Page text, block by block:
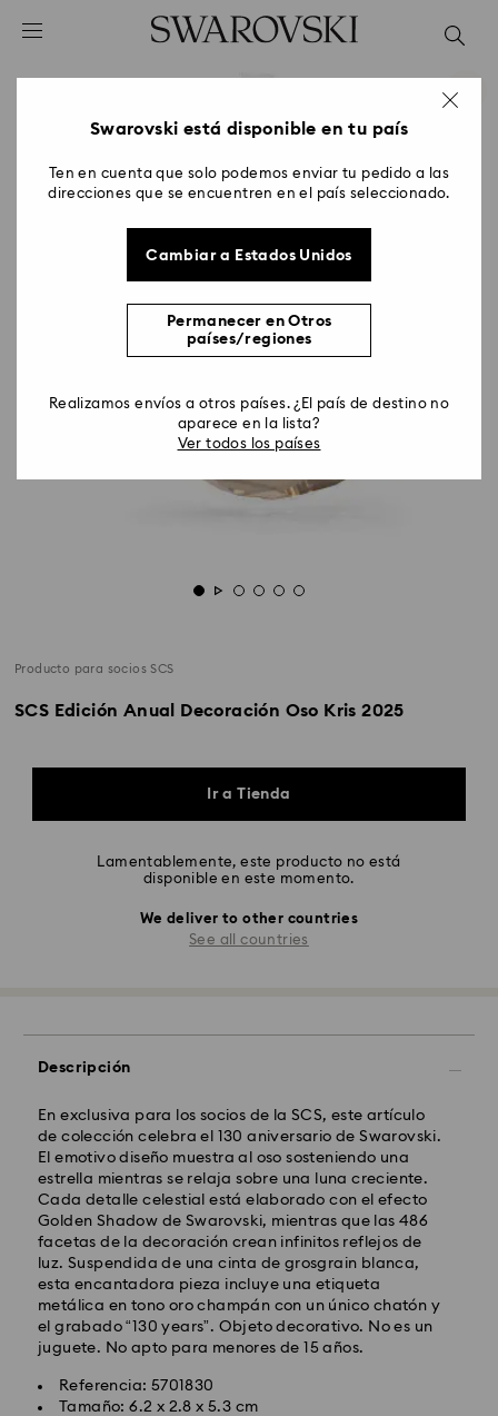
Accesskeys list
2 - Footer
Producto para socios SCS
SCS Edición Anual Decoración Oso Kris 2025
Ir a Tienda
Lamentablemente, este producto no está
disponible en este momento.
We deliver to other countries
See all countries
Descripción
En exclusiva para los socios de la SCS, este artículo
de colección celebra el 130 aniversario de Swarovski.
El emotivo diseño muestra al oso sosteniendo una
estrella mientras se relaja sobre una luna creciente.
Cada detalle celestial está elaborado con el efecto
Golden Shadow de Swarovski, mientras que las 486
facetas de la decoración crean infinitos reflejos de
luz. Suspendida de una cinta de grosgrain blanca,
esta encantadora pieza incluye una etiqueta
metálica en tono oro champán con un único chatón y
el grabado “130 years”. Objeto decorativo. No es un
juguete. No apto para menores de 15 años.
Referencia: 5701830
Tamaño: 6.2 x 2.8 x 5.3 cm
Swarovski está disponible en tu país
Ten en cuenta que solo podemos enviar tu pedido a las
direcciones que se encuentren en el país seleccionado.
Cambiar a Estados Unidos
Permanecer en Otros
países/regiones
Realizamos envíos a otros países. ¿El país de destino no
aparece en la lista?
Ver todos los países